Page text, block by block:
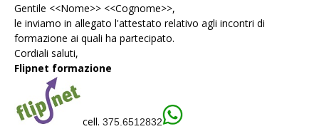
Gentile <<Nome>> <<Cognome>>,
le inviamo in allegato l'attestato relativo agli incontri di
formazione ai quali ha partecipato.
Cordiali saluti,
Flipnet formazione
cell. 375.6512832